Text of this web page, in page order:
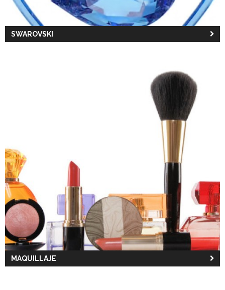
SWAROVSKI
MAQUILLAJE